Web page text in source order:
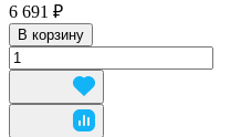
6 691 ₽
В корзину